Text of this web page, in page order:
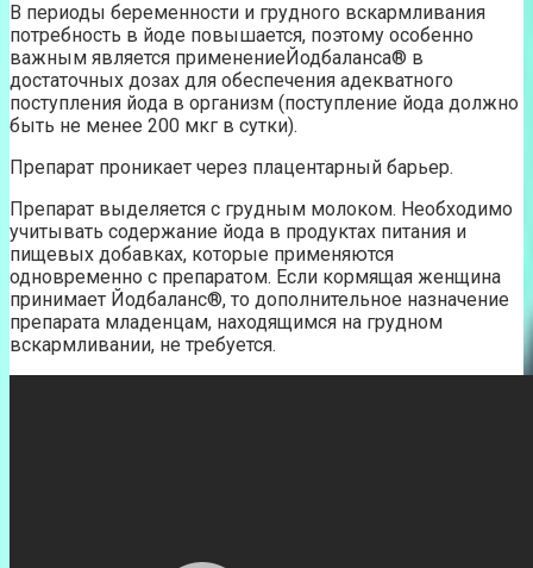
В периоды беременности и грудного вскармливания
потребность в йоде повышается, поэтому особенно
важным является применениеЙодбаланса® в
достаточных дозах для обеспечения адекватного
поступления йода в организм (поступление йода должно
быть не менее 200 мкг в сутки).
Препарат проникает через плацентарный барьер.
Препарат выделяется с грудным молоком. Необходимо
учитывать содержание йода в продуктах питания и
пищевых добавках, которые применяются
одновременно с препаратом. Если кормящая женщина
принимает Йодбаланс®, то дополнительное назначение
препарата младенцам, находящимся на грудном
вскармливании, не требуется.